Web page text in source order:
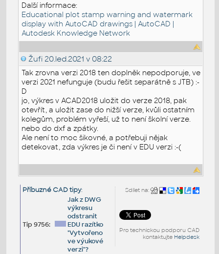
Další informace:
Educational plot stamp warning and watermark
display with AutoCAD drawings | AutoCAD |
Autodesk Knowledge Network
Žufi 20.led.2021 v 08:22
Tak zrovna verzi 2018 ten doplněk nepodporuje, ve
verzi 2021 nefunguje (budu řešit separátně s JTB) :-
D
jo, výkres v ACAD2018 uložit do verze 2018, pak
otevřít, a uložit zase do nižší verze, kvůli ostatním
kolegům, problém vyřeší, už to není školní verze.
nebo do dxf a zpátky.
Ale není to moc šikovné, a potřebuji nějak
detekovat, zda výkres je či není v EDU verzi :-(
Sdílet na:
Pro technickou podporu CAD
kontaktujte Helpdesk
Příbuzné CAD tipy:
Tip 9756:
Jak z DWG
výkresu
odstranit
EDU razítko
"Vytvořeno
ve výukové
verzi"?